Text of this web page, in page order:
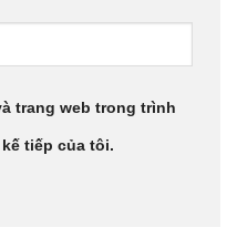
trang web trong trình
tiếp của tôi.